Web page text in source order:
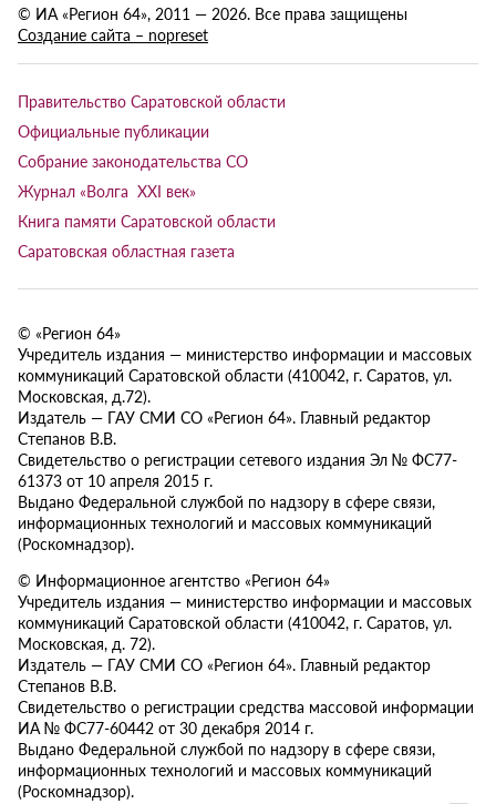
© ИА «Регион 64», 2011 — 2026. Все права защищены
Создание сайта – nopreset
Правительство Саратовской области
Официальные публикации
Собрание законодательства СО
Журнал «Волга XXI век»
Книга памяти Саратовской области
Саратовская областная газета
© «Регион 64»
Учредитель издания — министерство информации и массовых
коммуникаций Саратовской области (410042, г. Саратов, ул.
Московская, д.72).
Издатель — ГАУ СМИ СО «Регион 64». Главный редактор
Степанов В.В.
Свидетельство о регистрации сетевого издания Эл № ФС77-
61373 от 10 апреля 2015 г.
Выдано Федеральной службой по надзору в сфере связи,
информационных технологий и массовых коммуникаций
(Роскомнадзор).
© Информационное агентство «Регион 64»
Учредитель издания — министерство информации и массовых
коммуникаций Саратовской области (410042, г. Саратов, ул.
Московская, д. 72).
Издатель — ГАУ СМИ СО «Регион 64». Главный редактор
Степанов В.В.
Свидетельство о регистрации средства массовой информации
ИА № ФС77-60442 от 30 декабря 2014 г.
Выдано Федеральной службой по надзору в сфере связи,
информационных технологий и массовых коммуникаций
(Роскомнадзор).